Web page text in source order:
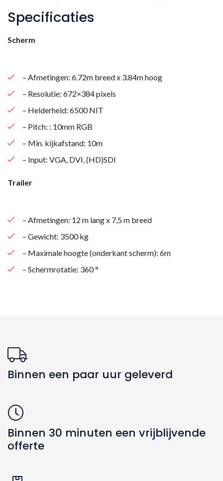
Specificaties
Scherm
– Afmetingen: 6.72m breed x 3.84m hoog
– Resolutie: 672×384 pixels
– Helderheid: 6500 NIT
– Pitch: : 10mm RGB
– Min. kijkafstand: 10m
– Input: VGA, DVI, (HD)SDI
Trailer
– Afmetingen: 12 m lang x 7,5 m breed
– Gewicht: 3500 kg
– Maximale hoogte (onderkant scherm): 6m
– Schermrotatie: 360 °
Binnen een paar uur geleverd
Binnen 30 minuten een vrijblijvende
offerte